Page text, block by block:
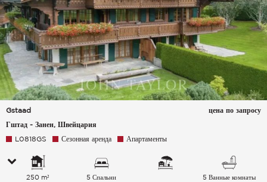
Gstaad
Гштад - Занен, Швейцария
цена по запросу
L0818GS Сезонная аренда Апартаменты
250 m² 5 Спальни 5 Ванные комнаты